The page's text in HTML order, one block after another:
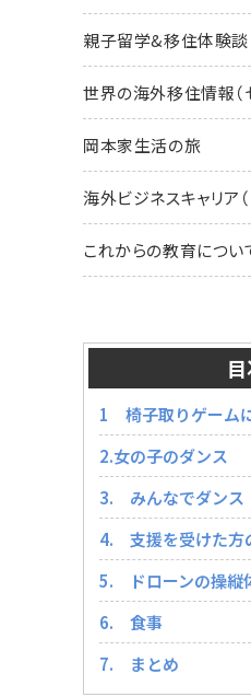
親子留学&移住体験談
世界の海外移住情報（
岡本家生活の旅
海外ビジネスキャリア
これからの教育につい
1 椅子取りゲーム
2.女の子のダンス
3. みんなでダンス
4. 支援を受けた方
5. ドローンの操縦
6. 食事
7. まとめ